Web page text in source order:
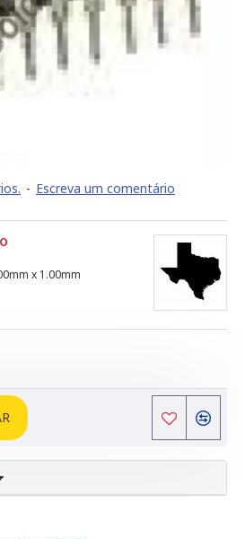
- Escreva um comentário
x 1.00mm